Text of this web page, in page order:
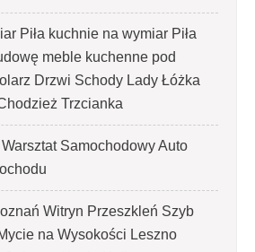
Piła kuchnie na wymiar Piła
meble kuchenne pod
Drzwi Schody Lady Łóżka
Trzcianka
Warsztat Samochodowy Auto
Witryn Przeszkleń Szyb
na Wysokości Leszno